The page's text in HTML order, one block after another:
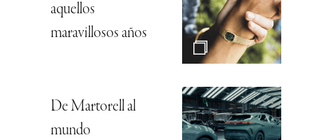
aquellos
maravillosos años
De Martorell al
mundo